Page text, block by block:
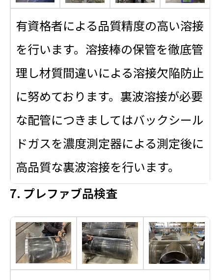
有資格者による品質精度の高い溶接
を行います。溶接棒の保管を徹底管
理し材質間違いによる溶接欠陥防止
に努めております。裏波溶接が必要
な配管につきましてはバックシール
ドガスを濃度測定器による測定後に
高品質な裏波溶接を行います。
7. プレファブ品検査